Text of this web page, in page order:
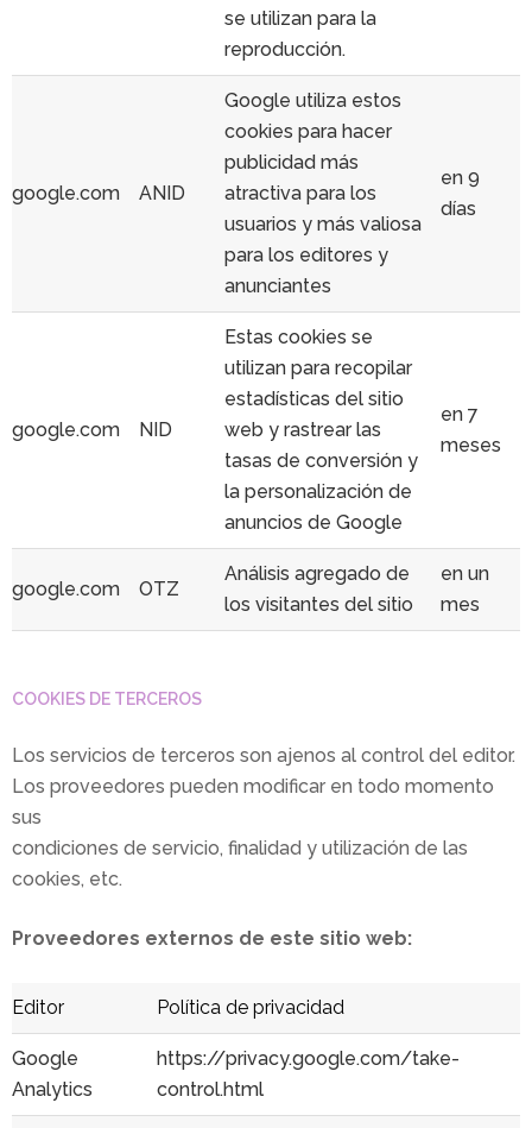
se utilizan para la
reproducción.
google.com ANID
Google utiliza estos
cookies para hacer
publicidad más
atractiva para los
usuarios y más valiosa
para los editores y
anunciantes
en 9
días
google.com NID
Estas cookies se
utilizan para recopilar
estadísticas del sitio
web y rastrear las
tasas de conversión y
la personalización de
anuncios de Google
en 7
meses
google.com OTZ
Análisis agregado de
los visitantes del sitio
en un
mes
COOKIES DE TERCEROS
Los servicios de terceros son ajenos al control del editor.
Los proveedores pueden modificar en todo momento
sus
condiciones de servicio, finalidad y utilización de las
cookies, etc.
Proveedores externos de este sitio web:
Editor Política de privacidad
Google
Analytics
https://privacy.google.com/take-
control.html